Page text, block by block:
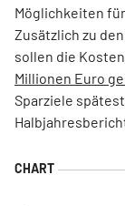
Möglichkeiten
Zusätzlich zu
sollen die Kosten
Millionen Euro
Sparziele